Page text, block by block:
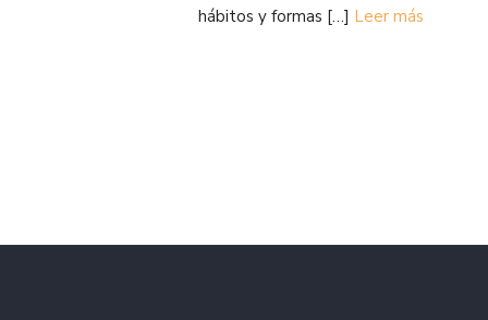
hábitos y formas […] Leer más